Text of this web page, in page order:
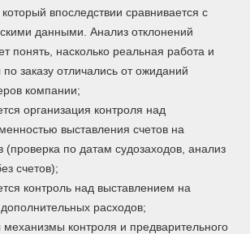
впоследствии сравнивается с
данными. Анализ отклонений
понять, насколько реальная работа и
заказу отличались от ожиданий
компании;
организация контроля над
выставления счетов на
(проверка по датам судозаходов, анализ
счетов);
контроль над выставлением на
расходов;
механизмы контроля и предварительного